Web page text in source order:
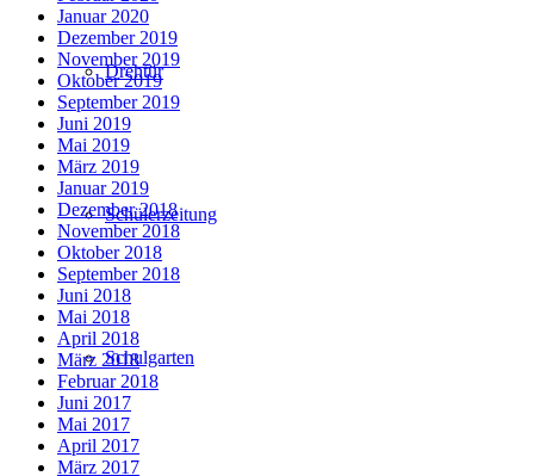
Drehtür
Schülerzeitung
Schulgarten
Januar 2020
Dezember 2019
November 2019
Oktober 2019
September 2019
Juni 2019
Mai 2019
März 2019
Januar 2019
Dezember 2018
November 2018
Oktober 2018
September 2018
Juni 2018
Mai 2018
April 2018
März 2018
Februar 2018
Juni 2017
Mai 2017
April 2017
März 2017